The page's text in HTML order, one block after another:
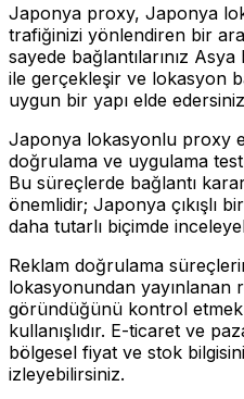
Japonya proxy, Japonya
trafiğinizi yönlendiren bir
sayede bağlantılarınız
ile gerçekleşir ve lokasyon
uygun bir yapı elde
Japonya lokasyonlu proxy
doğrulama ve uygulama
Bu süreçlerde bağlantı
önemlidir; Japonya çıkışlı
daha tutarlı biçimde
Reklam doğrulama
lokasyonundan yayınlanan
göründüğünü kontrol etmek
kullanışlıdır. E-ticaret ve
bölgesel fiyat ve stok
izleyebilirsiniz.